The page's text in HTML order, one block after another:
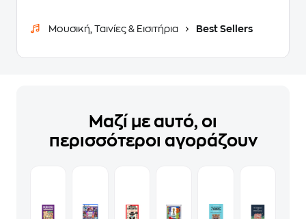
Μουσική, Ταινίες & Εισιτήρια Best Sellers
Μαζί με αυτό, οι
περισσότεροι αγοράζουν